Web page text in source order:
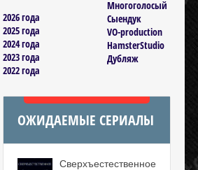
2026 года
2025 года
2024 года
2023 года
2022 года
Многоголосый
Сыендук
VO-production
HamsterStudio
Дубляж
ОЖИДАЕМЫЕ СЕРИАЛЫ
Сверхъестественное